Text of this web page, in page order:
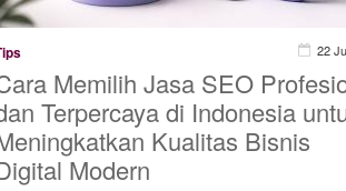
22
Memilih Jasa SEO
Terpercaya di Indonesia
Kualitas Bisnis
Modern